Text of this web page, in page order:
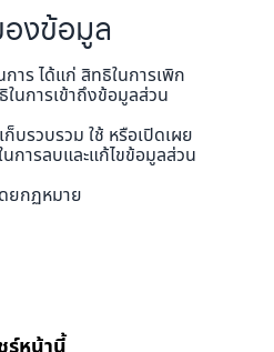
งข้อมูล
าร ได้แก่ สิทธิในการเพิก
นการเข้าถึงข้อมูลส่วน
บรวบรวม ใช้ หรือเปิดเผย
การลบและแก้ไขข้อมูลส่วน
ยกฏหมาย